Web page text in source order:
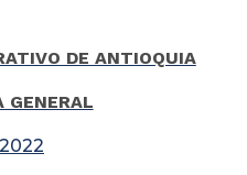
DE ANTIOQUIA
GENERAL